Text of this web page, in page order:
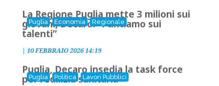
Puglia Economia Regionale
La Regione Puglia mette 3 milioni sui
giovani, Decaro: “Puntiamo sui
talenti”
| 10 FEBBRAIO 2026 14:19
Puglia Politica Lavori Pubblici
Puglia, Decaro insedia la task force
per l’edilizia sanitaria